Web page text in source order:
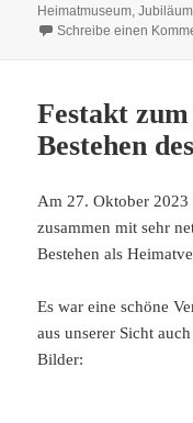
am
Heimatmuseum ,Jubiläum
Schreibe einen
Festakt
Bestehen
Am 27. Oktober
zusammen mit sehr
Bestehen als
Es war eine schöne
aus unserer Sicht
Bilder: